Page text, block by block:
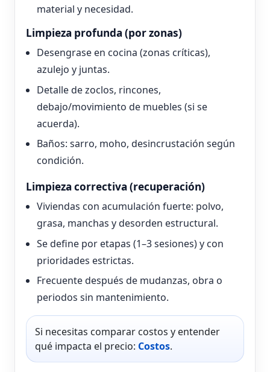
material y necesidad.
Limpieza profunda (por zonas)
Desengrase en cocina (zonas críticas),
azulejo y juntas.
Detalle de zoclos, rincones,
debajo/movimiento de muebles (si se
acuerda).
Baños: sarro, moho, desincrustación según
condición.
Limpieza correctiva (recuperación)
Viviendas con acumulación fuerte: polvo,
grasa, manchas y desorden estructural.
Se define por etapas (1–3 sesiones) y con
prioridades estrictas.
Frecuente después de mudanzas, obra o
periodos sin mantenimiento.
Si necesitas comparar costos y entender
qué impacta el precio: Costos.